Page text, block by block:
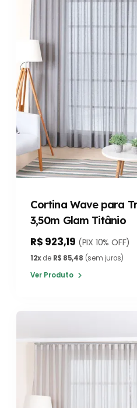
Cortina Wave para
3,50m Glam Titânio
R$ 923,19 (PIX 10% OFF)
12xde R$ 85,48 (sem juros)
Ver Produto